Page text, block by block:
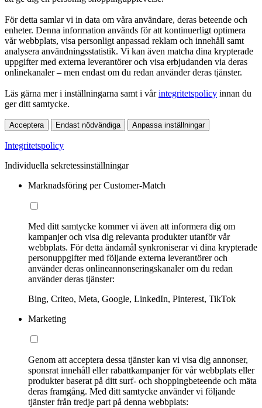
För detta samlar vi in data om våra användare, deras beteende och
enheter. Denna information används för att kontinuerligt optimera
vår webbplats, visa personligt anpassad reklam och innehåll samt
analysera användningsstatistik. Vi kan även matcha dina krypterade
uppgifter med externa leverantörer och visa erbjudanden via deras
onlinekanaler – men endast om du redan använder deras tjänster.
Läs gärna mer i inställningarna samt i vårintegritetspolicy innan du
ger ditt samtycke.
Acceptera Endast nödvändiga Anpassa inställningar
Integritetspolicy
Individuella sekretessinställningar
Marknadsföring per Customer-Match
Med ditt samtycke kommer vi även att informera dig om
kampanjer och visa dig relevanta produkter utanför vår
webbplats. För detta ändamål synkroniserar vi dina krypterade
personuppgifter med följande externa leverantörer och
använder deras onlineannonseringskanaler om du redan
använder deras tjänster:
Bing, Criteo, Meta, Google, LinkedIn, Pinterest, TikTok
Marketing
Genom att acceptera dessa tjänster kan vi visa dig annonser,
sponsrat innehåll eller rabattkampanjer för vår webbplats eller
produkter baserat på ditt surf- och shoppingbeteende och mäta
deras framgång. Med ditt samtycke använder vi följande
tjänster från tredje part på denna webbplats: